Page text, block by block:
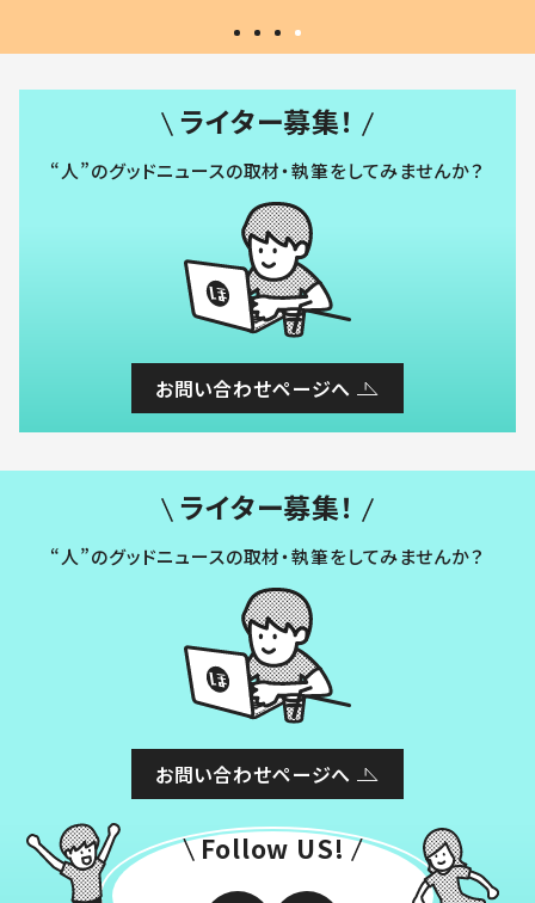
ライター募集！
“人”のグッドニュースの取材・執筆をしてみませんか？
お問い合わせページへ
ライター募集！
“人”のグッドニュースの取材・執筆をしてみませんか？
お問い合わせページへ
Follow US!